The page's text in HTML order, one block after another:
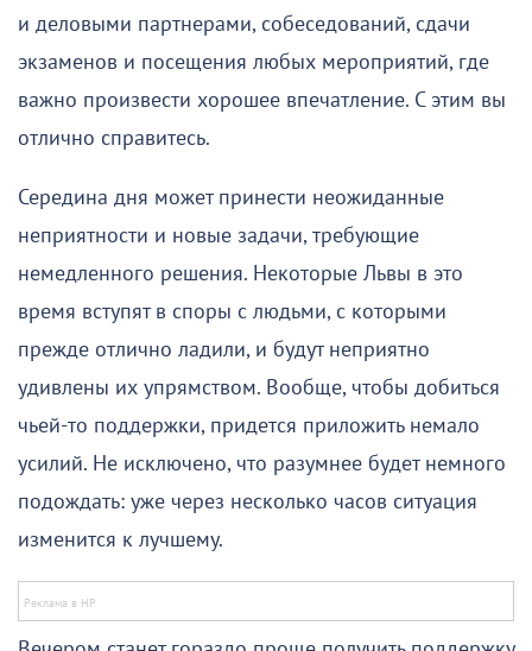
и деловыми партнерами, собеседований, сдачи
экзаменов и посещения любых мероприятий, где
важно произвести хорошее впечатление. С этим вы
отлично справитесь.
Середина дня может принести неожиданные
неприятности и новые задачи, требующие
немедленного решения. Некоторые Львы в это
время вступят в споры с людьми, с которыми
прежде отлично ладили, и будут неприятно
удивлены их упрямством. Вообще, чтобы добиться
чьей-то поддержки, придется приложить немало
усилий. Не исключено, что разумнее будет немного
подождать: уже через несколько часов ситуация
изменится к лучшему.